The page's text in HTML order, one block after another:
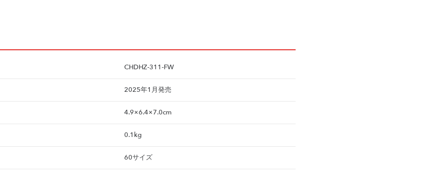
CHDHZ-311-FW
2025年1月発売
4.9×6.4×7.0cm
0.1kg
60サイズ